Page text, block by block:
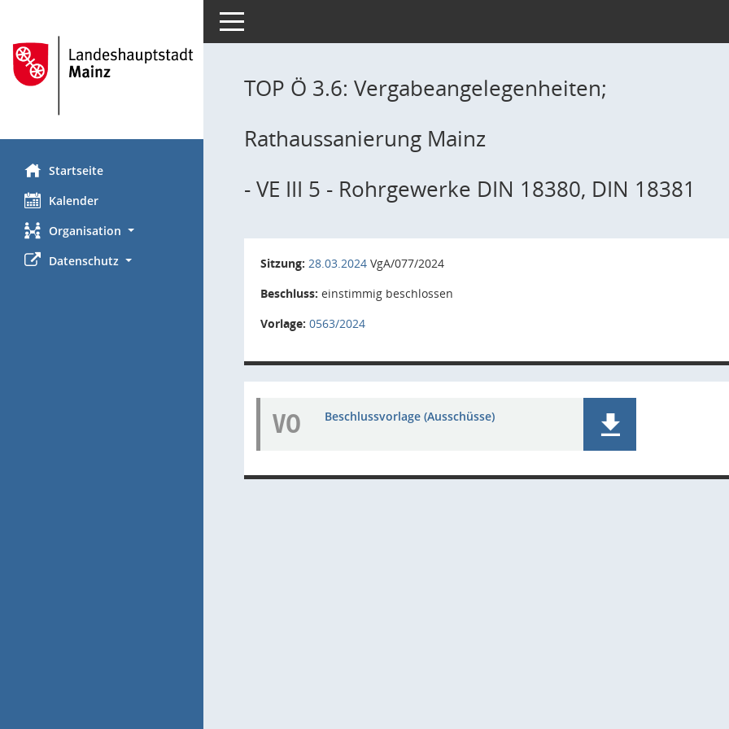
Startseite
Kalender
Organisation
Datenschutz
Toggle navigation
TOP Ö 3.6: Vergabeangelegenheiten;
Rathaussanierung Mainz
- VE III 5 - Rohrgewerke DIN 18380, DIN 18381
Sitzung: 28.03.2024 VgA/077/2024
Beschluss: einstimmig beschlossen
Vorlage: 0563/2024
VO Beschlussvorlage (Ausschüsse)